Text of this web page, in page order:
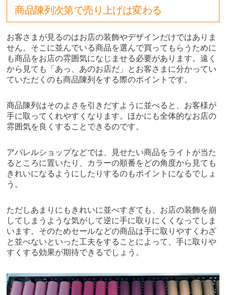
商品陳列次第で売り上げは変わる
お客さまが見るのはお店の装飾やデザインだけではありま
せん。そこに並んでいる商品を選んで買ってもらうために
も商品をお店の雰囲気になじませる必要があります。遠く
から見ても「あっ、あのお店だ」とお客さまに分かってい
ていただくのも商品陳列をする際のポイントです。
商品陳列はそのよさを引きだすように並べると、お客様が
手に取ってくれやすくなります。ほかにも全体的なお店の
雰囲気を良くすることできるのです。
アパレルショップなどでは、見せたい商品をライトが当た
るところに置いたり、カラーの順番をどの角度から見ても
きれいになるようにしたりするのもポイントになるでしょ
う。
ただしあまりにもきれいに並べすぎても、お店の装飾を崩
してしまうような気がして逆に手に取りにくくなってしま
います。そのためセールなどの商品は手に取りやすくわざ
と並べないといった工夫をすることによって、手に取りや
すくする効果が期待できるでしょう。